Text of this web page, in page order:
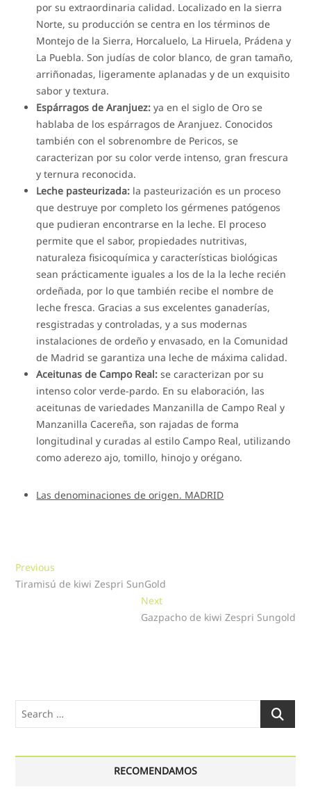
por su extraordinaria calidad. Localizado en la sierra
Norte, su producción se centra en los términos de
Montejo de la Sierra, Horcaluelo, La Hiruela, Prádena y
La Puebla. Son judías de color blanco, de gran tamaño,
arriñonadas, ligeramente aplanadas y de un exquisito
sabor y textura.
Espárragos de Aranjuez: ya en el siglo de Oro se
hablaba de los espárragos de Aranjuez. Conocidos
también con el sobrenombre de Pericos, se
caracterizan por su color verde intenso, gran frescura
y ternura reconocida.
Leche pasteurizada: la pasteurización es un proceso
que destruye por completo los gérmenes patógenos
que pudieran encontrarse en la leche. El proceso
permite que el sabor, propiedades nutritivas,
naturaleza fisicoquímica y características biológicas
sean prácticamente iguales a los de la la leche recién
ordeñada, por lo que también recibe el nombre de
leche fresca. Gracias a sus excelentes ganaderías,
resgistradas y controladas, y a sus modernas
instalaciones de ordeño y envasado, en la Comunidad
de Madrid se garantiza una leche de máxima calidad.
Aceitunas de Campo Real: se caracterizan por su
intenso color verde-pardo. En su elaboración, las
aceitunas de variedades Manzanilla de Campo Real y
Manzanilla Cacereña, son rajadas de forma
longitudinal y curadas al estilo Campo Real, utilizando
como aderezo ajo, tomillo, hinojo y orégano.
Las denominaciones de origen. MADRID
Navegación
de
Previous
post:
Tiramisú de kiwi Zespri SunGold
NextNext
post:
Gazpacho de kiwi Zespri Sungold
Search
RECOMENDAMOS